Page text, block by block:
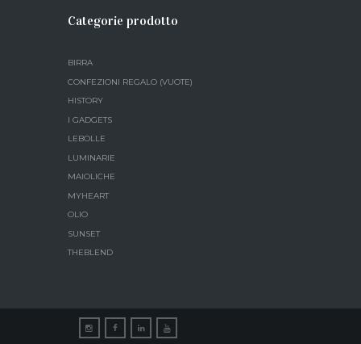
Categorie prodotto
BIRRA
CONFEZIONI REGALO (VUOTE)
HISTORY
I GADGETS
LEBOLLE
LUMINARIE
MAIOLICHE
MYHEART
OLIO
SUNSET
THEBLEND